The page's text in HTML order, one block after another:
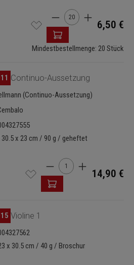
Produkt Anzahl: Gib
6,50 €
Mindestbestellmenge: 20 Stück
Continuo-Aussetzung
(Continuo-Aussetzung)
x 23 cm / 90 g / geheftet
Produkt Anzahl: Gib
14,90 €
Violine 1
x 30.5 cm / 40 g / Broschur